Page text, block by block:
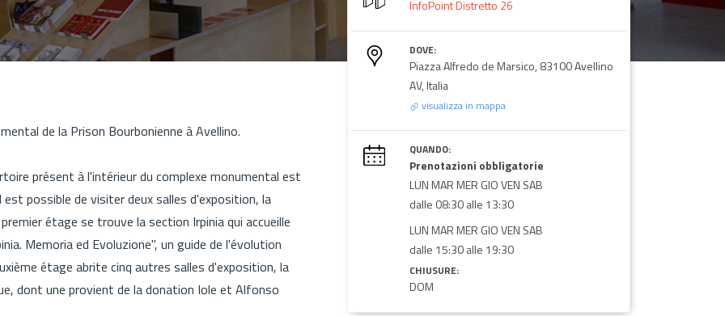
de la Prison Bourbonienne à Avellino.
présent à l'intérieur du complexe monumental est
possible de visiter deux salles d'exposition, la
étage se trouve la section Irpinia qui accueille
Memoria ed Evoluzione", un guide de l'évolution
étage abrite cinq autres salles d'exposition, la
dont une provient de la donation Iole et Alfonso
InfoPoint Distretto 26
DOVE:
Piazza Alfredo de Marsico, 83100 Avellino
AV, Italia
visualizza in mappa
QUANDO:
Prenotazioni obbligatorie
LUN MAR MER GIO VEN SAB
dalle 08:30 alle 13:30
LUN MAR MER GIO VEN SAB
dalle 15:30 alle 19:30
CHIUSURE:
DOM